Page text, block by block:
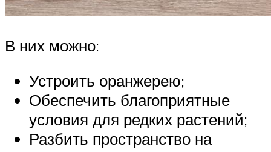
В них можно:
Устроить оранжерею;
Обеспечить благоприятные
условия для редких растений;
Разбить пространство на